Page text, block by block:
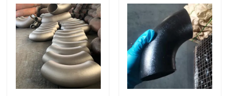
Flensa Pipa Baja
Flensa Pipa DIN
Flensa Pipa ANSI